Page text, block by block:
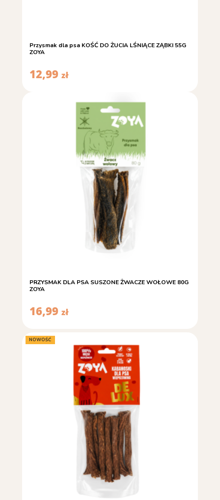
Przysmak dla psa KOŚĆ DO ŻUCIA LŚNIĄCE ZĄBKI 55G
ZOYA
12,99 zł
PRZYSMAK DLA PSA SUSZONE ŻWACZE WOŁOWE 80G
ZOYA
16,99 zł
NOWOŚĆ